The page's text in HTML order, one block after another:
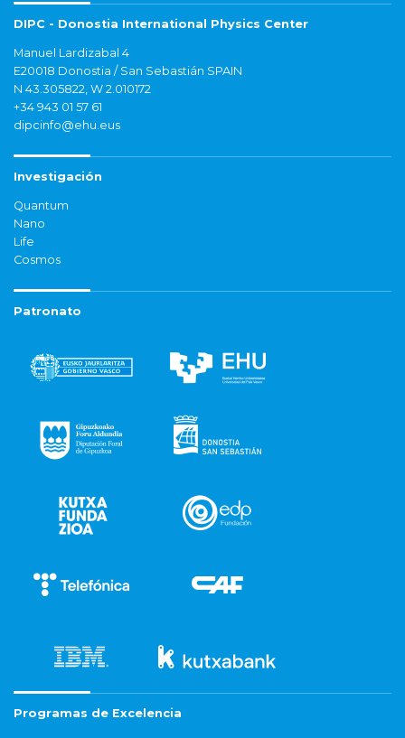
DIPC - Donostia International Physics Center
Manuel Lardizabal 4
E20018 Donostia / San Sebastián SPAIN
N 43.305822, W 2.010172
+34 943 01 57 61
dipcinfo@ehu.eus
Investigación
Quantum
Nano
Life
Cosmos
Patronato
Programas de Excelencia